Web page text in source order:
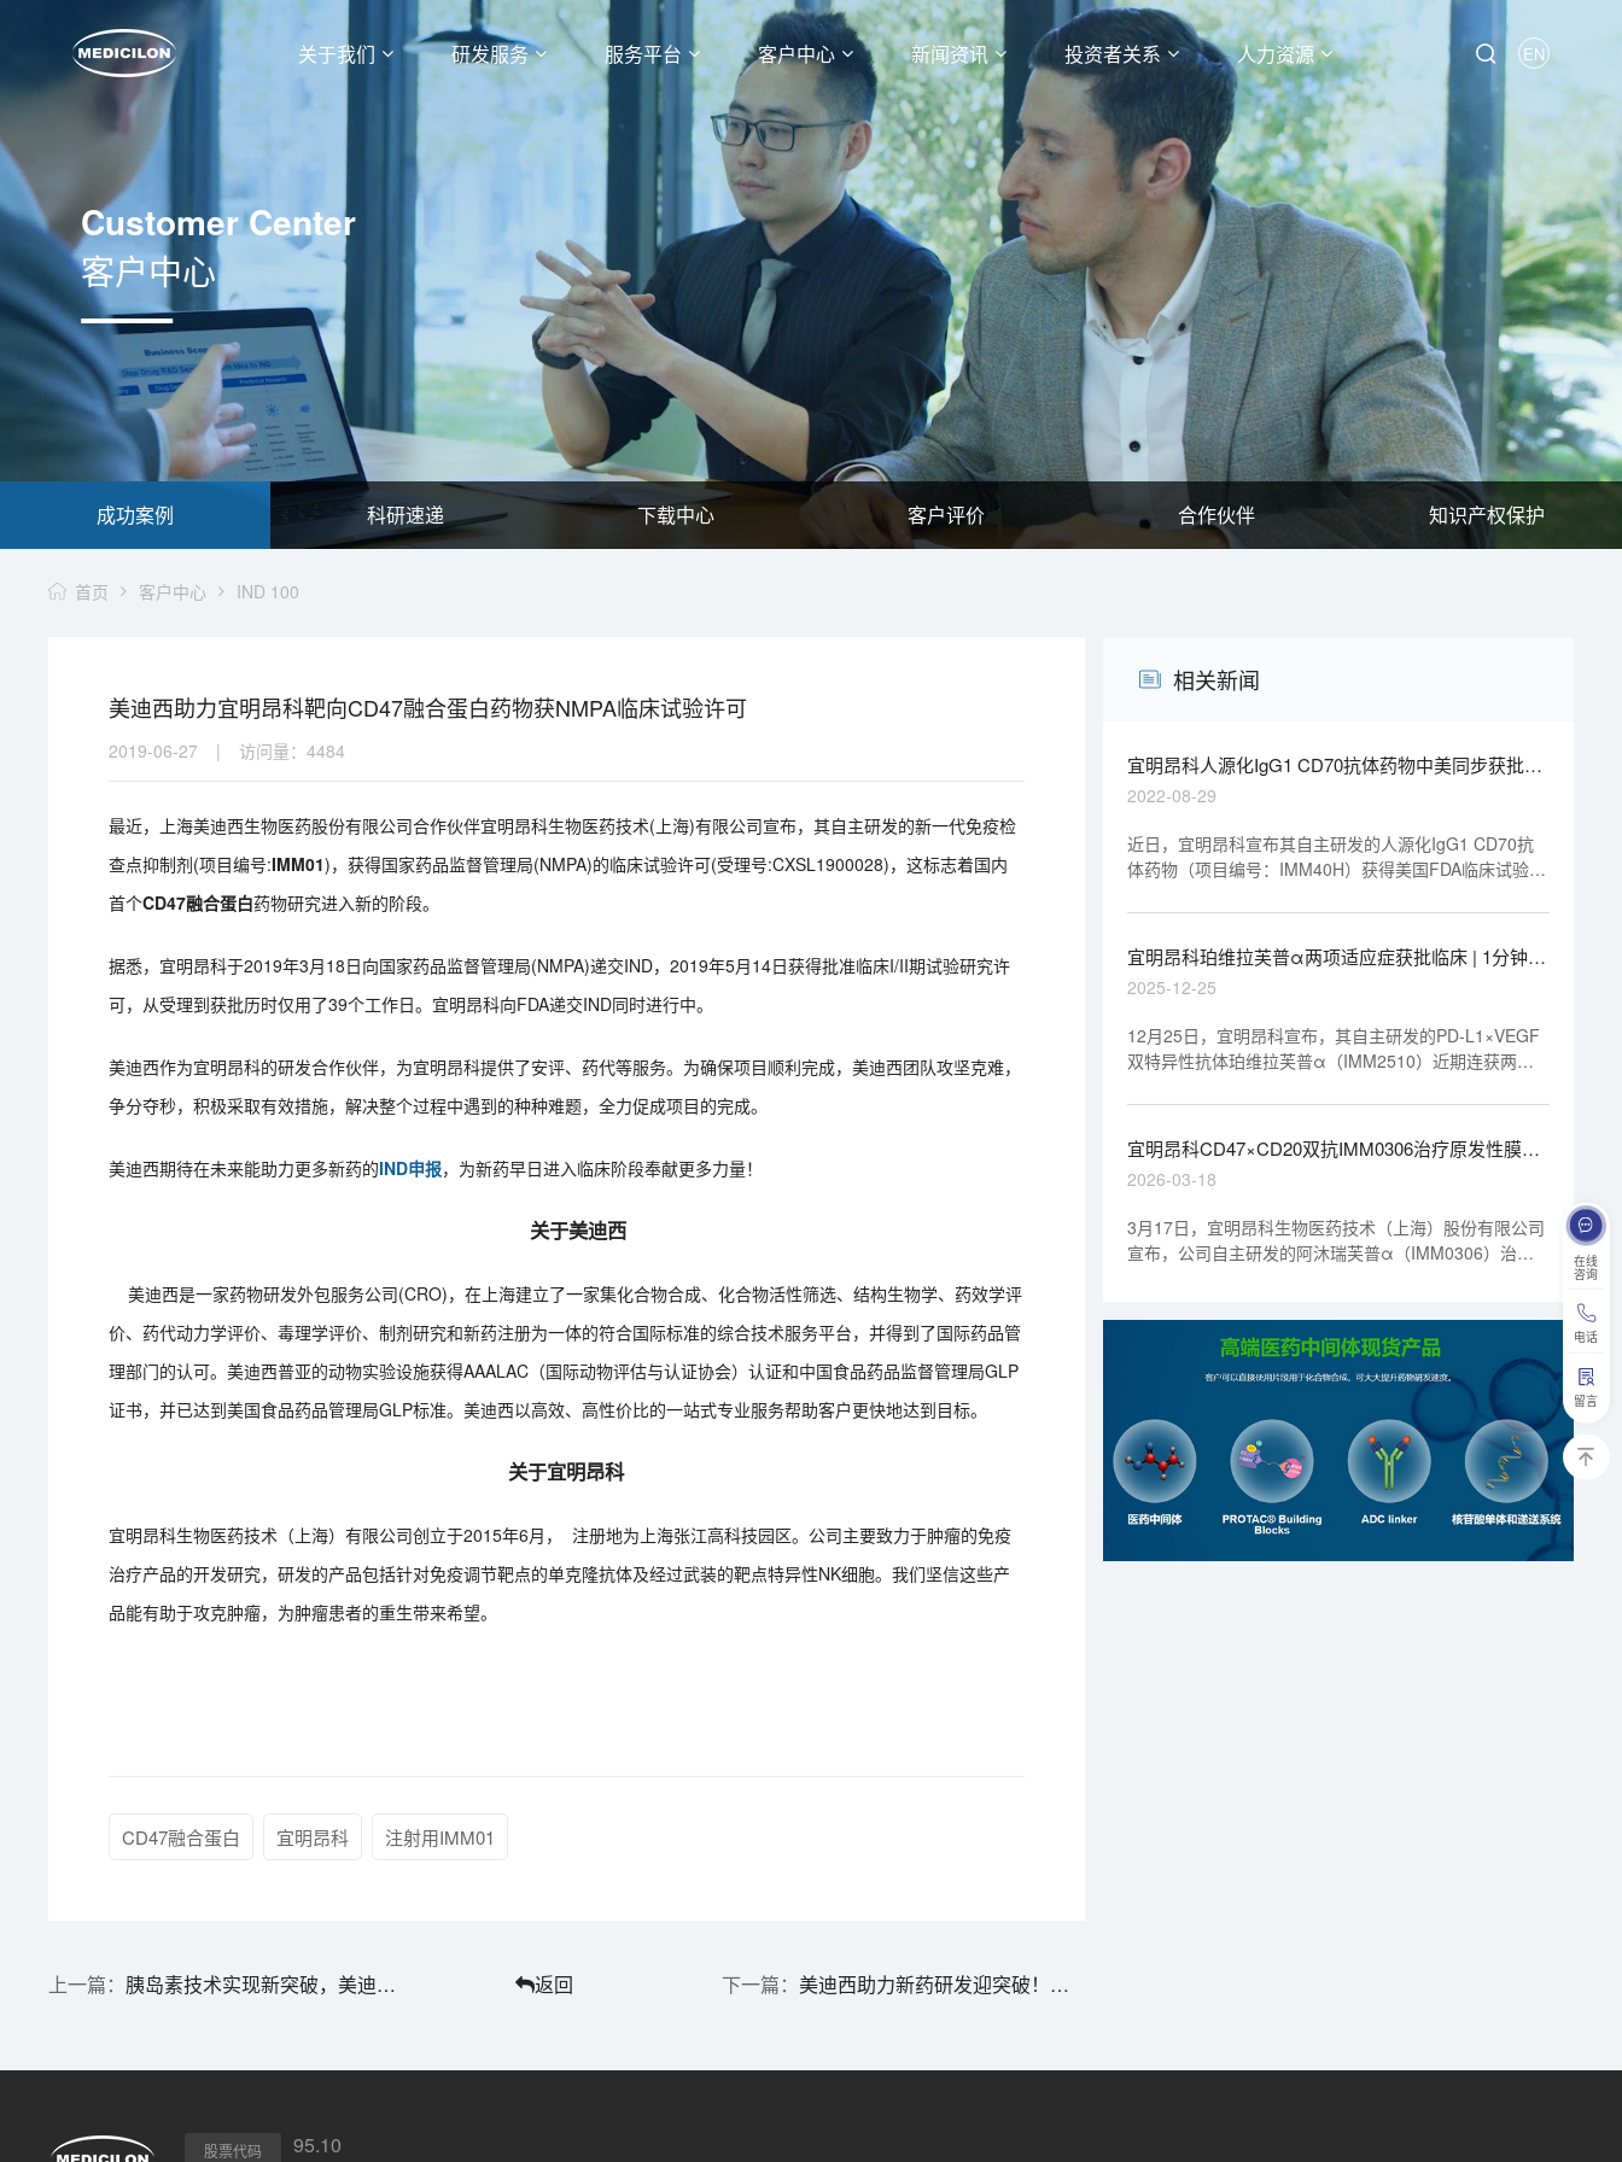
关于我们 研发服务 服务平台 客户中心 新闻资讯 投资者关系 人力资源 EN
在线
咨询
电话
留言
Customer Center
客户中心
成功案例 科研速递 下载中心 客户评价 合作伙伴 知识产权保护
首页 客户中心 IND 100
美迪西助力宜明昂科靶向CD47融合蛋白药物获NMPA临床试验许可
2019-06-27 | 访问量：4484
最近，上海美迪西生物医药股份有限公司合作伙伴宜明昂科生物医药技术(上海)有限公司宣布，其自主研发的新一代免疫检
查点抑制剂(项目编号:IMM01)，获得国家药品监督管理局(NMPA)的临床试验许可(受理号:CXSL1900028)，这标志着国内
首个CD47融合蛋白药物研究进入新的阶段。
据悉，宜明昂科于2019年3月18日向国家药品监督管理局(NMPA)递交IND，2019年5月14日获得批准临床I/II期试验研究许
可，从受理到获批历时仅用了39个工作日。宜明昂科向FDA递交IND同时进行中。
美迪西作为宜明昂科的研发合作伙伴，为宜明昂科提供了安评、药代等服务。为确保项目顺利完成，美迪西团队攻坚克难，
争分夺秒，积极采取有效措施，解决整个过程中遇到的种种难题，全力促成项目的完成。
美迪西期待在未来能助力更多新药的IND申报，为新药早日进入临床阶段奉献更多力量！
关于美迪西
美迪西是一家药物研发外包服务公司(CRO)，在上海建立了一家集化合物合成、化合物活性筛选、结构生物学、药效学评
价、药代动力学评价、毒理学评价、制剂研究和新药注册为一体的符合国际标准的综合技术服务平台，并得到了国际药品管
理部门的认可。美迪西普亚的动物实验设施获得AAALAC（国际动物评估与认证协会）认证和中国食品药品监督管理局GLP
证书，并已达到美国食品药品管理局GLP标准。美迪西以高效、高性价比的一站式专业服务帮助客户更快地达到目标。
关于宜明昂科
宜明昂科生物医药技术（上海）有限公司创立于2015年6月， 注册地为上海张江高科技园区。公司主要致力于肿瘤的免疫
治疗产品的开发研究，研发的产品包括针对免疫调节靶点的单克隆抗体及经过武装的靶点特异性NK细胞。我们坚信这些产
品能有助于攻克肿瘤，为肿瘤患者的重生带来希望。
CD47融合蛋白 宜明昂科 注射用IMM01
胰岛素技术实现新突破，美迪西助力新跨越！ 返回 美迪西助力新药研发迎突破！湖州惠中济世生物新药取得FDA临床批件！
相关新闻
宜明昂科人源化IgG1 CD70抗体药物中美同步获批丨
“美”天新药事
2022-08-29
近日，宜明昂科宣布其自主研发的人源化IgG1 CD70抗
体药物（项目编号：IMM40H）获得美国FDA临床试验许
试验默示许可，拟开发用于CD70阳性恶性肿瘤。
IMM40H是宜明昂科开发的一款具有抗体依赖性细胞介导
的细胞毒作用（ADCC）加强活性的人源化IgG1 CD70单
克隆抗体。
宜明昂科珀维拉芙普α两项适应症获批临床 | 1分钟药
闻速览
2025-12-25
12月25日，宜明昂科宣布，其自主研发的PD-L1×VEGF
双特异性抗体珀维拉芙普α（IMM2510）近期连获两项
合化疗用于可切除鳞状非小细胞肺癌及用于食管癌。珀维
拉芙普α（IMM2510）是基于宜明昂科“mAb-Trap”技术
平台研发的VEGF×PD-L1双特异性抗体。
宜明昂科CD47×CD20双抗IMM0306治疗原发性膜性
肾病II期临床获批 | 1分钟药闻速览
2026-03-18
3月17日，宜明昂科生物医药技术（上海）股份有限公司
宣布，公司自主研发的阿沐瑞芙普α（IMM0306）治疗
股票代码
95.10